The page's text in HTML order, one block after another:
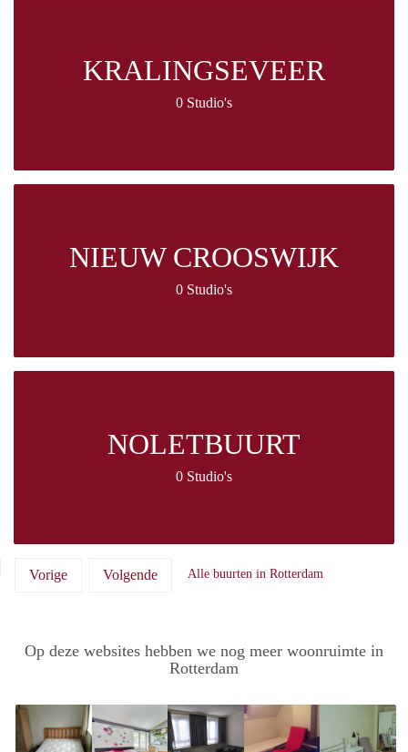
KRALINGSEVEER
0 Studio's
NIEUW CROOSWIJK
0 Studio's
NOLETBUURT
0 Studio's
Vorige Volgende Alle buurten in Rotterdam
Op deze websites hebben we nog meer woonruimte in
Rotterdam